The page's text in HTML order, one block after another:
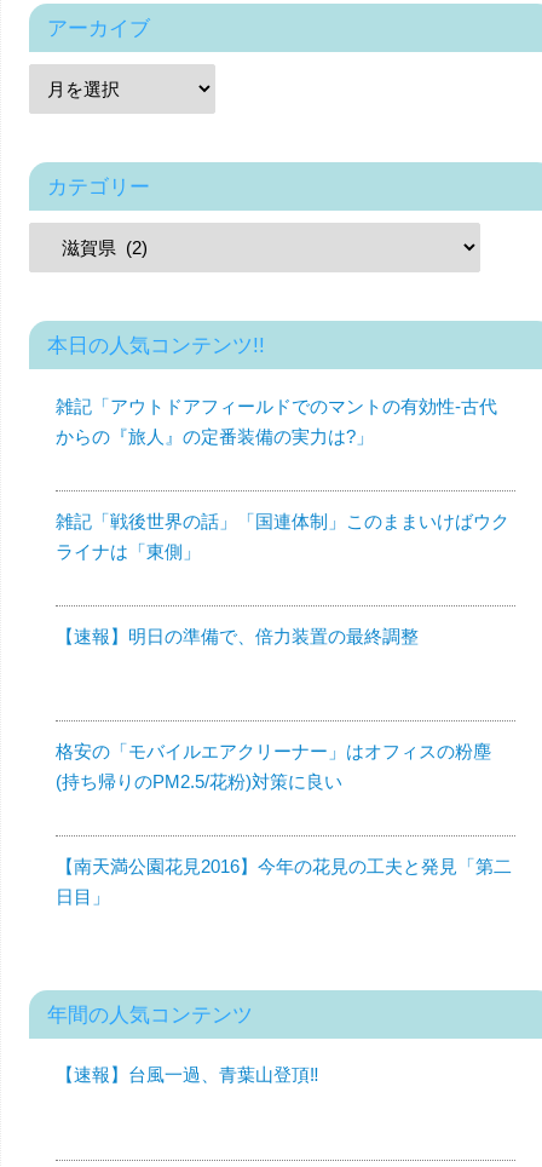
アーカイブ
カテゴリー
本日の人気コンテンツ!!
雑記「アウトドアフィールドでのマントの有効性-古代
からの『旅人』の定番装備の実力は?」
雑記「戦後世界の話」「国連体制」このままいけばウク
ライナは「東側」
【速報】明日の準備で、倍力装置の最終調整
格安の「モバイルエアクリーナー」はオフィスの粉塵
(持ち帰りのPM2.5/花粉)対策に良い
【南天満公園花見2016】今年の花見の工夫と発見「第二
日目」
年間の人気コンテンツ
【速報】台風一過、青葉山登頂‼︎